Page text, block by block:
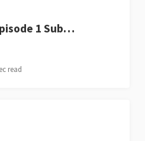
1 Sub…
read